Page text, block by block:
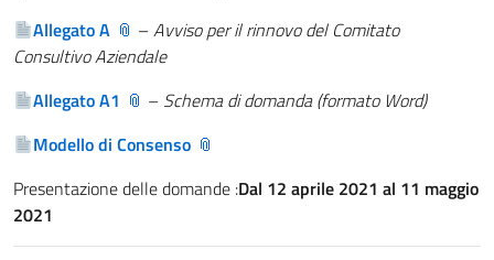
Allegato A
–Avviso per il rinnovo del Comitato
Consultivo Aziendale
Allegato A1
– Schema di domanda (formato Word)
Modello di Consenso
Presentazione delle domande :Dal 12 aprile 2021 al 11 maggio
2021